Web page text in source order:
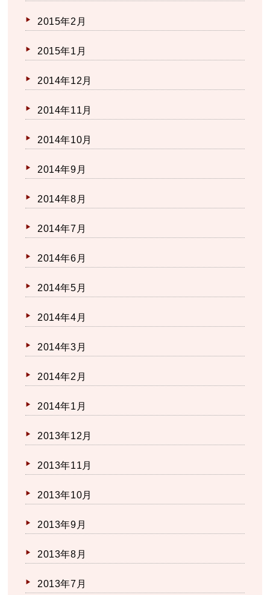
2015年2月
2015年1月
2014年12月
2014年11月
2014年10月
2014年9月
2014年8月
2014年7月
2014年6月
2014年5月
2014年4月
2014年3月
2014年2月
2014年1月
2013年12月
2013年11月
2013年10月
2013年9月
2013年8月
2013年7月